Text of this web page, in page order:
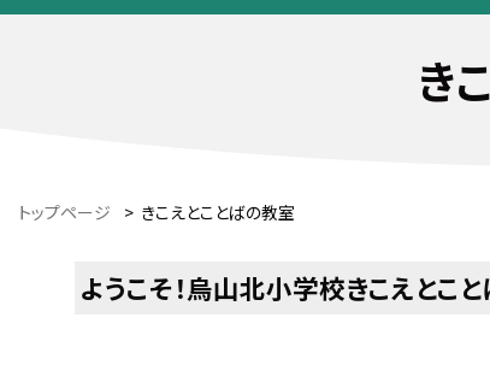
き
トップページ > きこえとことばの教室
ようこそ！烏山北小学校きこえとこ